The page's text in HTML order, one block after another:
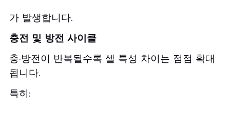
가 발생합니다.
충전 및 방전 사이클
충·방전이 반복될수록 셀 특성 차이는 점점 확대
됩니다.
특히: